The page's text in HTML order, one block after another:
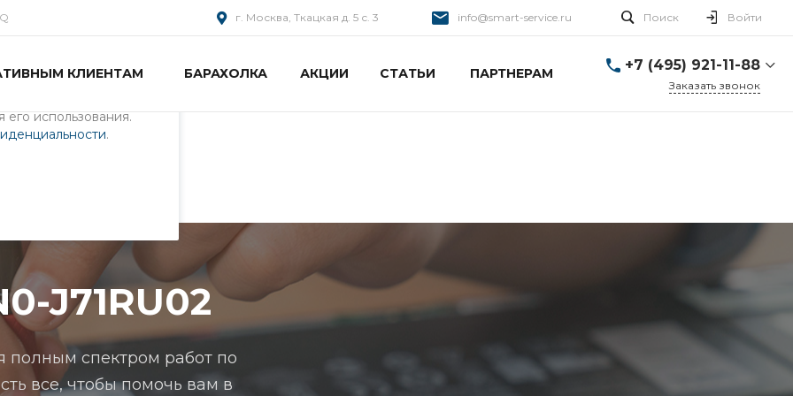
и
использования.
.
г. Москва, Ткацкая д. 5 с. 3 info@smart-service.ru Поиск Войти
КЛИЕНТАМ БАРАХОЛКА АКЦИИ СТАТЬИ ПАРТНЕРАМ
+7 (495) 921-11-88
Заказать звонок
J71RU02
полным спектром работ по
все, чтобы помочь вам в